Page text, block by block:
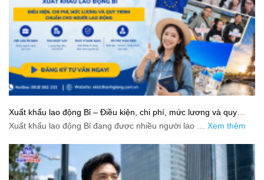
Xuất khẩu lao động Bỉ – Điều kiện, chi phí, mức lương và quy
trình chuẩn cho người lao động
Xuất khẩu lao động Bỉ đang được nhiều người lao … Xem thêm